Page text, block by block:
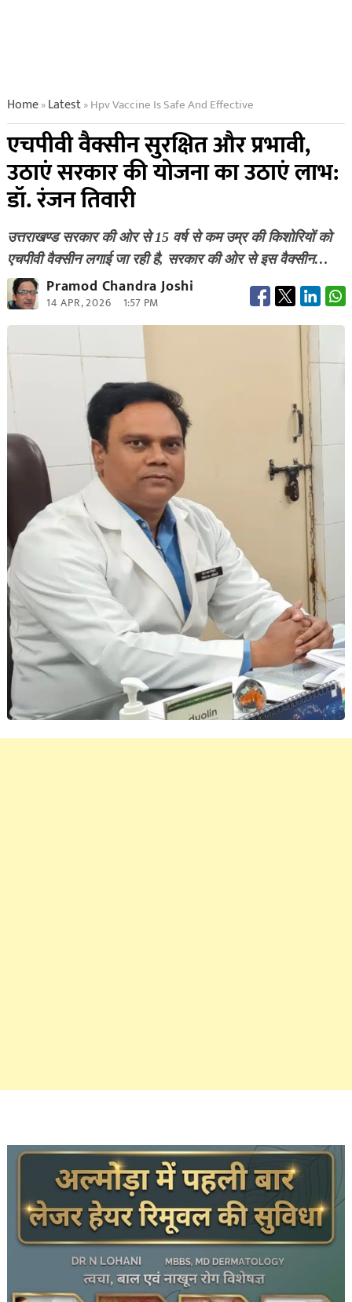
Home»Latest»Hpv Vaccine Is Safe And Effective
एचपीवी वैक्सीन सुरक्षित और प्रभावी,
उठाएं सरकार की योजना का उठाएं लाभ:
डॉ. रंजन तिवारी
उत्तराखण्ड सरकार की ओर से 15 वर्ष से कम उम्र की किशोरियों को
एचपीवी वैक्सीन लगाई जा रही है, सरकार की ओर से इस वैक्सीन…
Pramod Chandra Joshi
14 APR, 2026 1:57 PM